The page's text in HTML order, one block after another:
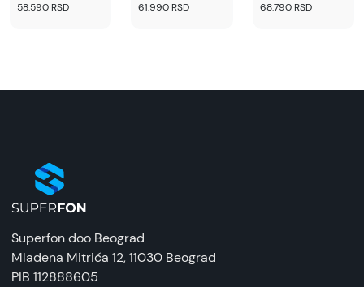
58.590 RSD 61.990 RSD 68.790 RSD
Superfon doo Beograd
Mladena Mitrića 12, 11030 Beograd
PIB 112888605